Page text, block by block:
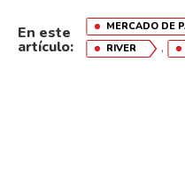
En este
artículo:
MERCADO DE
RIVER ,